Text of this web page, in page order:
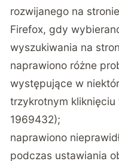
rozwijanego na
Firefox, gdy
wyszukiwania na
naprawiono różne
występujące w
trzykrotnym kliknięciu
1969432);
naprawiono
podczas ustawiania